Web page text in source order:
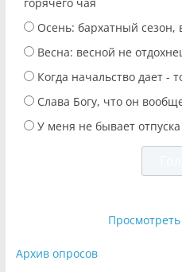
Осень: бархатный сезон,
Весна: весной не
Когда начальство дает -
Слава Богу, что он
У меня не бывает отпуска
Архив опросов